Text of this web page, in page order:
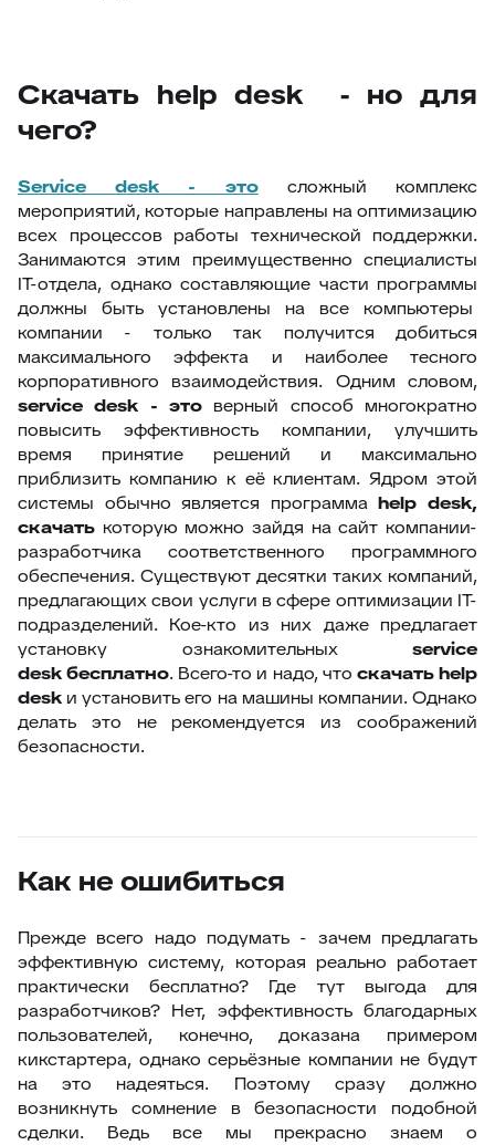
Скачать help desk - но для
чего?
Servicedesk - этосложный комплекс
мероприятий, которые направлены на оптимизацию
всех процессов работы технической поддержки.
Занимаются этим преимущественно специалисты
IT-отдела, однако составляющие части программы
должны быть установлены на все компьютеры
компании - только так получится добиться
максимального эффекта и наиболее тесного
корпоративного взаимодействия. Одним словом,
servicedesk - это верный способ многократно
повысить эффективность компании, улучшить
время принятие решений и максимально
приблизить компанию к её клиентам. Ядром этой
системы обычно является программаhelpdesk,
скачать которую можно зайдя на сайт компании-
разработчика соответственного программного
обеспечения. Существуют десятки таких компаний,
предлагающих свои услуги в сфере оптимизации IT-
подразделений. Кое-кто из них даже предлагает
установку ознакомительных service
deskбесплатно. Всего-то и надо, что скачатьhelp
desk и установить его на машины компании. Однако
делать это не рекомендуется из соображений
безопасности.
Как не ошибиться
Прежде всего надо подумать - зачем предлагать
эффективную систему, которая реально работает
практически бесплатно? Где тут выгода для
разработчиков? Нет, эффективность благодарных
пользователей, конечно, доказана примером
кикстартера, однако серьёзные компании не будут
на это надеяться. Поэтому сразу должно
возникнуть сомнение в безопасности подобной
сделки. Ведь все мы прекрасно знаем о